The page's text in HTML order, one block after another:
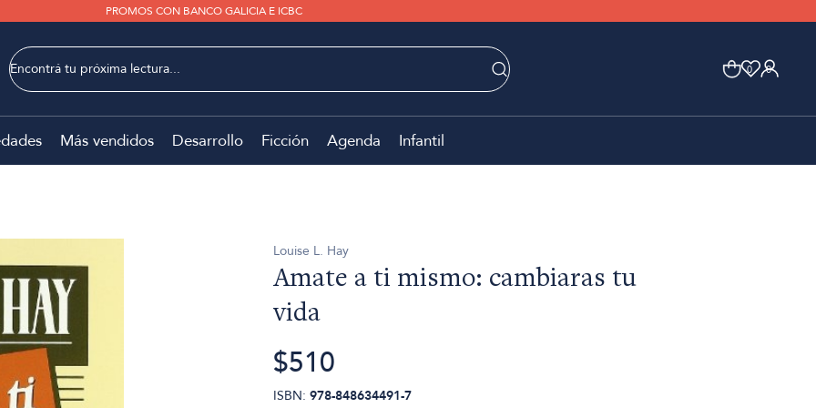
PROMOS CON BANCO GALICIA E ICBC
0 0
Más vendidos Desarrollo Ficción Agenda Infantil
Louise L. Hay
Amate a ti mismo: cambiaras tu
vida
$510
ISBN: 978-848634491-7